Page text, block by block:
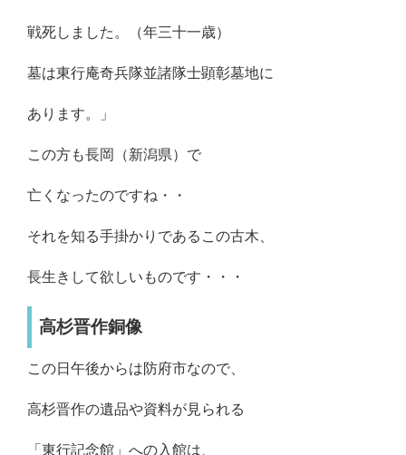
戦死しました。（年三十一歳）
墓は東行庵奇兵隊並諸隊士顕彰墓地に
あります。」
この方も長岡（新潟県）で
亡くなったのですね・・
それを知る手掛かりであるこの古木、
長生きして欲しいものです・・・
高杉晋作銅像
この日午後からは防府市なので、
高杉晋作の遺品や資料が見られる
「東行記念館」への入館は、